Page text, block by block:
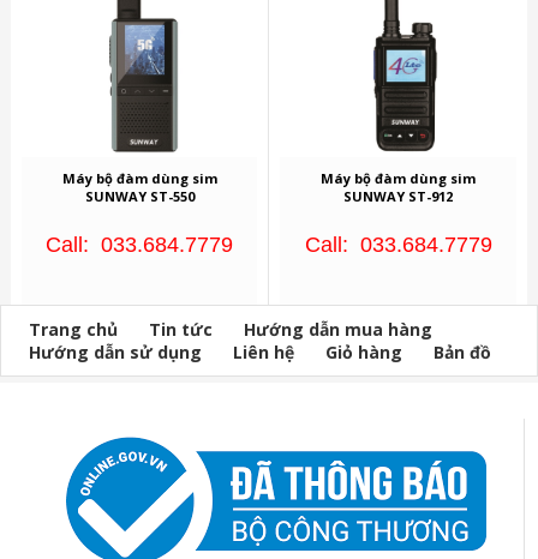
Máy bộ đàm dùng sim
SUNWAY ST-550
Call: 033.684.7779
Máy bộ đàm dùng sim
SUNWAY ST-912
Call: 033.684.7779
Trang chủ Tin tức
Hướng dẫn mua hàng
Hướng dẫn sử dụng
Liên hệ Giỏ hàng Bản đồ